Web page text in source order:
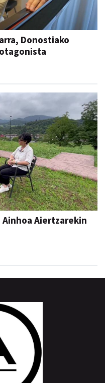
Donostiako
Aiertzarekin